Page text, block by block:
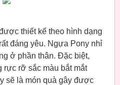
thiết kế theo hình dạng
đáng yêu. Ngựa Pony nhỉ
ở phần thân. Đặc biệt,
rực rỡ sắc màu bắt mắt
sẽ là món quà gây được